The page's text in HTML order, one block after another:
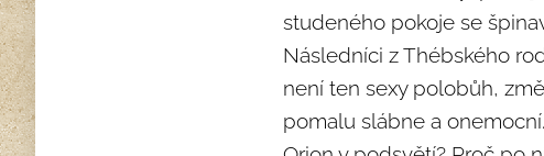
studeného pokoje se
Následníci z Thébského
není ten sexy polobůh,
pomalu slábne a